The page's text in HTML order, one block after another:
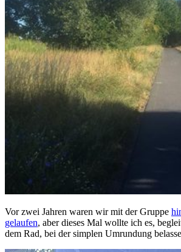
Vor zwei Jahren waren wir mit der Gruppe
gelaufen, aber dieses Mal wollte ich es,
dem Rad, bei der simplen Umrundung